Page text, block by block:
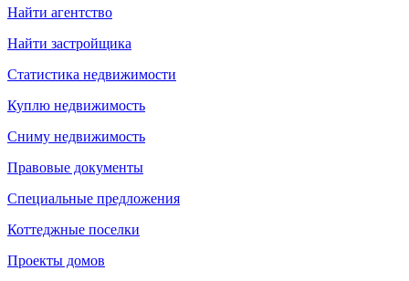
Найти агентство
Найти застройщика
Статистика недвижимости
Куплю недвижимость
Сниму недвижимость
Правовые документы
Специальные предложения
Коттеджные поселки
Проекты домов